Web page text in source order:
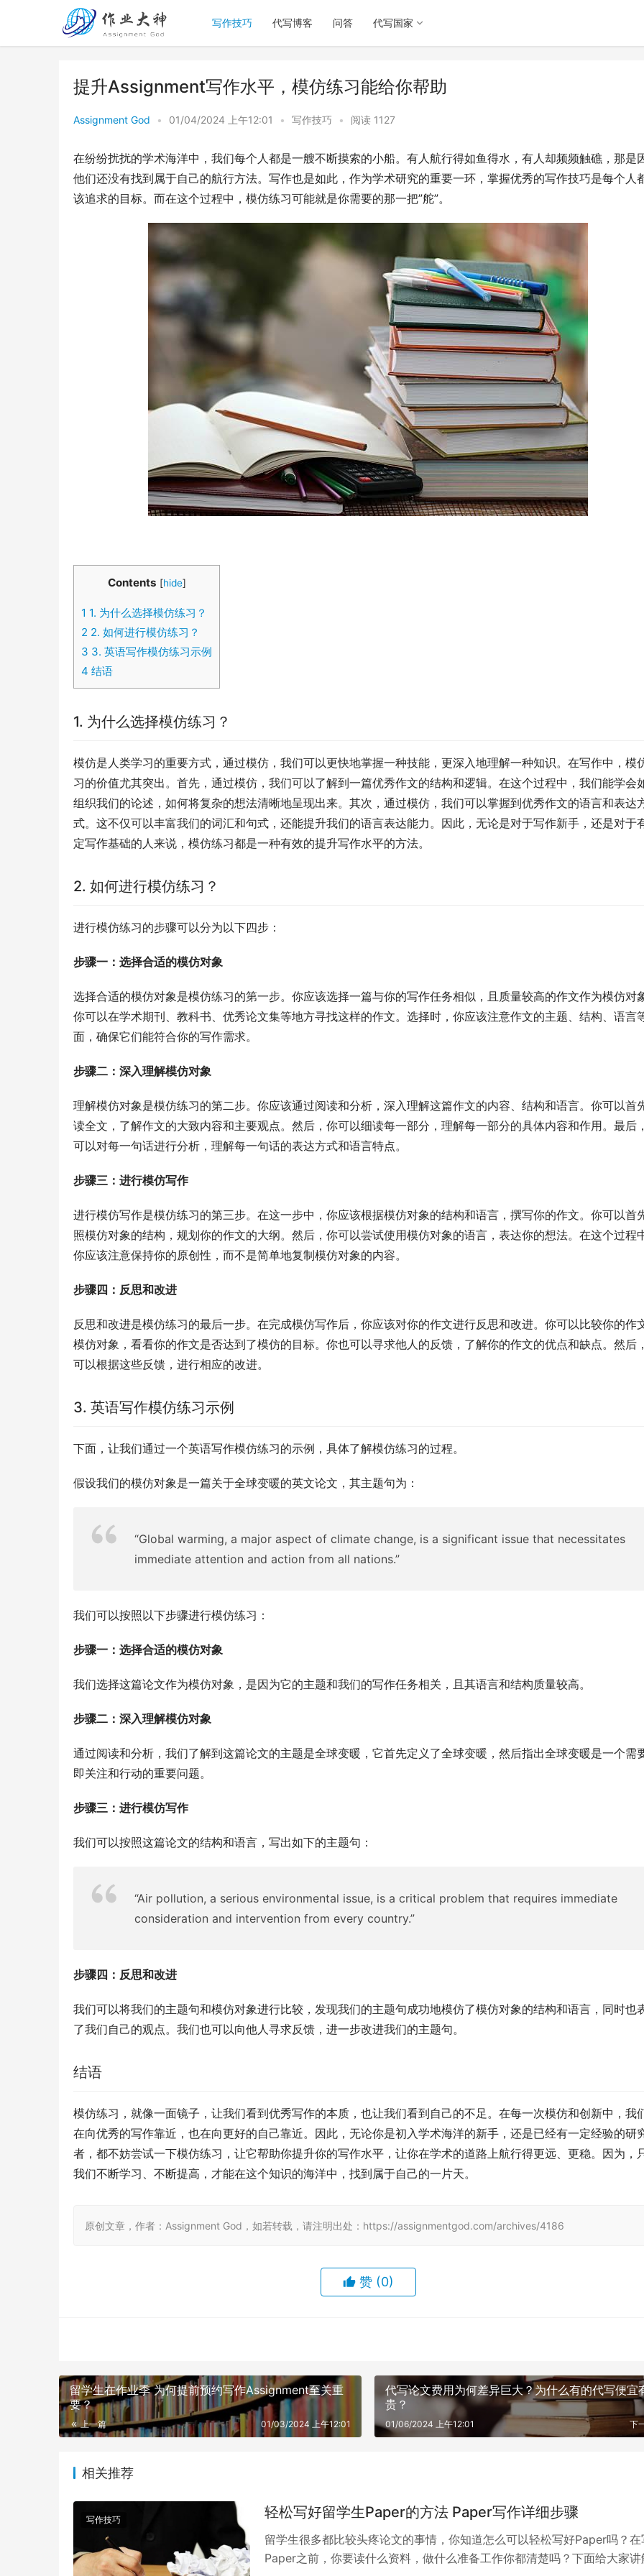
写作技巧 代写博客 问答 代写国家
提升Assignment写作水平，模仿练习能给你帮助
Assignment God • 01/04/2024 上午12:01 • 写作技巧 • 阅读 1127
在纷纷扰扰的学术海洋中，我们每个人都是一艘不断摸索的小船。有人航行得如鱼得水，有人却频频触礁，那是
他们还没有找到属于自己的航行方法。写作也是如此，作为学术研究的重要一环，掌握优秀的写作技巧是每个人
该追求的目标。而在这个过程中，模仿练习可能就是你需要的那一把”舵”。
Contents [hide]
1 1. 为什么选择模仿练习？
2 2. 如何进行模仿练习？
3 3. 英语写作模仿练习示例
4 结语
1. 为什么选择模仿练习？
模仿是人类学习的重要方式，通过模仿，我们可以更快地掌握一种技能，更深入地理解一种知识。在写作中，模
习的价值尤其突出。首先，通过模仿，我们可以了解到一篇优秀作文的结构和逻辑。在这个过程中，我们能学会
组织我们的论述，如何将复杂的想法清晰地呈现出来。其次，通过模仿，我们可以掌握到优秀作文的语言和表达
式。这不仅可以丰富我们的词汇和句式，还能提升我们的语言表达能力。因此，无论是对于写作新手，还是对于
定写作基础的人来说，模仿练习都是一种有效的提升写作水平的方法。
2. 如何进行模仿练习？
进行模仿练习的步骤可以分为以下四步：
步骤一：选择合适的模仿对象
选择合适的模仿对象是模仿练习的第一步。你应该选择一篇与你的写作任务相似，且质量较高的作文作为模仿对
你可以在学术期刊、教科书、优秀论文集等地方寻找这样的作文。选择时，你应该注意作文的主题、结构、语言
面，确保它们能符合你的写作需求。
步骤二：深入理解模仿对象
理解模仿对象是模仿练习的第二步。你应该通过阅读和分析，深入理解这篇作文的内容、结构和语言。你可以首
读全文，了解作文的大致内容和主要观点。然后，你可以细读每一部分，理解每一部分的具体内容和作用。最后
可以对每一句话进行分析，理解每一句话的表达方式和语言特点。
步骤三：进行模仿写作
进行模仿写作是模仿练习的第三步。在这一步中，你应该根据模仿对象的结构和语言，撰写你的作文。你可以首
照模仿对象的结构，规划你的作文的大纲。然后，你可以尝试使用模仿对象的语言，表达你的想法。在这个过程
你应该注意保持你的原创性，而不是简单地复制模仿对象的内容。
步骤四：反思和改进
反思和改进是模仿练习的最后一步。在完成模仿写作后，你应该对你的作文进行反思和改进。你可以比较你的作
模仿对象，看看你的作文是否达到了模仿的目标。你也可以寻求他人的反馈，了解你的作文的优点和缺点。然后
可以根据这些反馈，进行相应的改进。
3. 英语写作模仿练习示例
下面，让我们通过一个英语写作模仿练习的示例，具体了解模仿练习的过程。
假设我们的模仿对象是一篇关于全球变暖的英文论文，其主题句为：
“Global warming, a major aspect of climate change, is a significant issue that necessitates
immediate attention and action from all nations.”
我们可以按照以下步骤进行模仿练习：
步骤一：选择合适的模仿对象
我们选择这篇论文作为模仿对象，是因为它的主题和我们的写作任务相关，且其语言和结构质量较高。
步骤二：深入理解模仿对象
通过阅读和分析，我们了解到这篇论文的主题是全球变暖，它首先定义了全球变暖，然后指出全球变暖是一个需
即关注和行动的重要问题。
步骤三：进行模仿写作
我们可以按照这篇论文的结构和语言，写出如下的主题句：
“Air pollution, a serious environmental issue, is a critical problem that requires immediate
consideration and intervention from every country.”
步骤四：反思和改进
我们可以将我们的主题句和模仿对象进行比较，发现我们的主题句成功地模仿了模仿对象的结构和语言，同时也
了我们自己的观点。我们也可以向他人寻求反馈，进一步改进我们的主题句。
结语
模仿练习，就像一面镜子，让我们看到优秀写作的本质，也让我们看到自己的不足。在每一次模仿和创新中，我
在向优秀的写作靠近，也在向更好的自己靠近。因此，无论你是初入学术海洋的新手，还是已经有一定经验的研
者，都不妨尝试一下模仿练习，让它帮助你提升你的写作水平，让你在学术的道路上航行得更远、更稳。因为，
我们不断学习、不断提高，才能在这个知识的海洋中，找到属于自己的一片天。
原创文章，作者：Assignment God，如若转载，请注明出处：https://assignmentgod.com/archives/4186
赞 (0)
留学生在作业季 为何提前预约写作Assignment至关重
要？
上一篇 01/03/2024 上午12:01
代写论文费用为何差异巨大？为什么有的代写便宜
贵？
下
01/06/2024 上午12:01
相关推荐
写作技巧 轻松写好留学生Paper的方法 Paper写作详细步骤
留学生很多都比较头疼论文的事情，你知道怎么可以轻松写好Paper吗？在
Paper之前，你要读什么资料，做什么准备工作你都清楚吗？下面给大家讲